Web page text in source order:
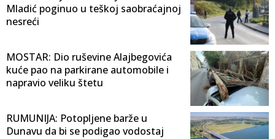
Mladić poginuo u teškoj saobraćajnoj
nesreći
MOSTAR: Dio ruševine Alajbegovića
kuće pao na parkirane automobile i
napravio veliku štetu
RUMUNIJA: Potopljene barže u
Dunavu da bi se podigao vodostaj